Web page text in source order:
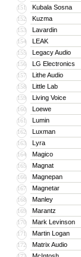
151 Kubala Sosna
152 Kuzma
153 Lavardin
154 LEAK
155 Legacy Audio
156 LG Electronics
157 Lithe Audio
158 Little Lab
159 Living Voice
160 Loewe
161 Lumin
162 Luxman
163 Lyra
164 Magico
165 Magnat
166 Magnepan
167 Magnetar
168 Manley
169 Marantz
170 Mark Levinson
171 Martin Logan
172 Matrix Audio